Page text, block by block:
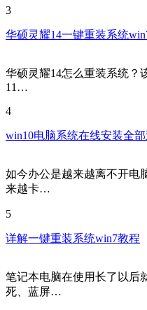
3
华硕灵耀14一键重装系统
华硕灵耀14怎么重装系统？
11…
4
win10电脑系统在线安装全
如今办公是越来越离不开电
来越卡…
5
详解一键重装系统win7教程
笔记本电脑在使用长了以后
死、蓝屏…